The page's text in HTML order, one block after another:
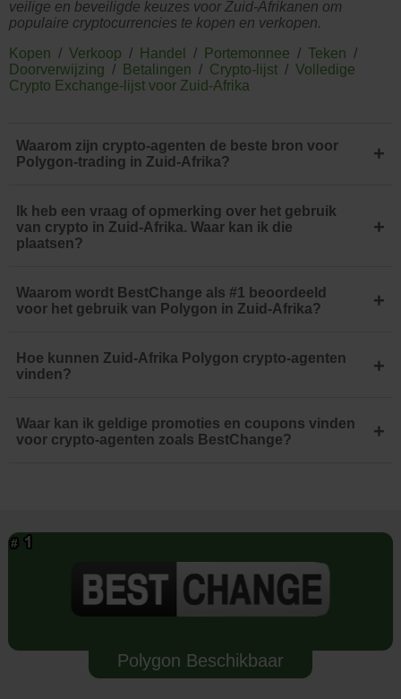
veilige en beveiligde keuzes voor Zuid-Afrikanen om
populaire cryptocurrencies te kopen en verkopen.
Kopen / Verkoop / Handel / Portemonnee / Teken /
Doorverwijzing / Betalingen / Crypto-lijst / Volledige
Crypto Exchange-lijst voor Zuid-Afrika
Waarom zijn crypto-agenten de beste bron voor
Polygon-trading in Zuid-Afrika?
+
Ik heb een vraag of opmerking over het gebruik
van crypto in Zuid-Afrika. Waar kan ik die
plaatsen?
+
Waarom wordt BestChange als #1 beoordeeld
voor het gebruik van Polygon in Zuid-Afrika?
+
Hoe kunnen Zuid-Afrika Polygon crypto-agenten
vinden?
+
Waar kan ik geldige promoties en coupons vinden
voor crypto-agenten zoals BestChange?
+
Polygon Beschikbaar